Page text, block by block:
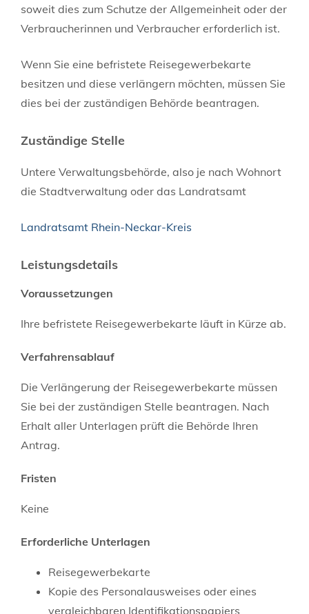
soweit dies zum Schutze der Allgemeinheit oder der
Verbraucherinnen und Verbraucher erforderlich ist.
Wenn Sie eine befristete Reisegewerbekarte
besitzen und diese verlängern möchten, müssen Sie
dies bei der zuständigen Behörde beantragen.
Zuständige Stelle
Untere Verwaltungsbehörde, also je nach Wohnort
die Stadtverwaltung oder das Landratsamt
Landratsamt Rhein-Neckar-Kreis
Leistungsdetails
Voraussetzungen
Ihre befristete Reisegewerbekarte läuft in Kürze ab.
Verfahrensablauf
Die Verlängerung der Reisegewerbekarte müssen
Sie bei der zuständigen Stelle beantragen. Nach
Erhalt aller Unterlagen prüft die Behörde Ihren
Antrag.
Fristen
Keine
Erforderliche Unterlagen
Reisegewerbekarte
Kopie des Personalausweises oder eines
vergleichbaren Identifikationspapiers